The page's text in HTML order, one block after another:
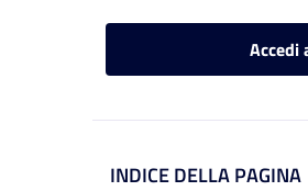
Accedi
INDICE DELLA PAGINA